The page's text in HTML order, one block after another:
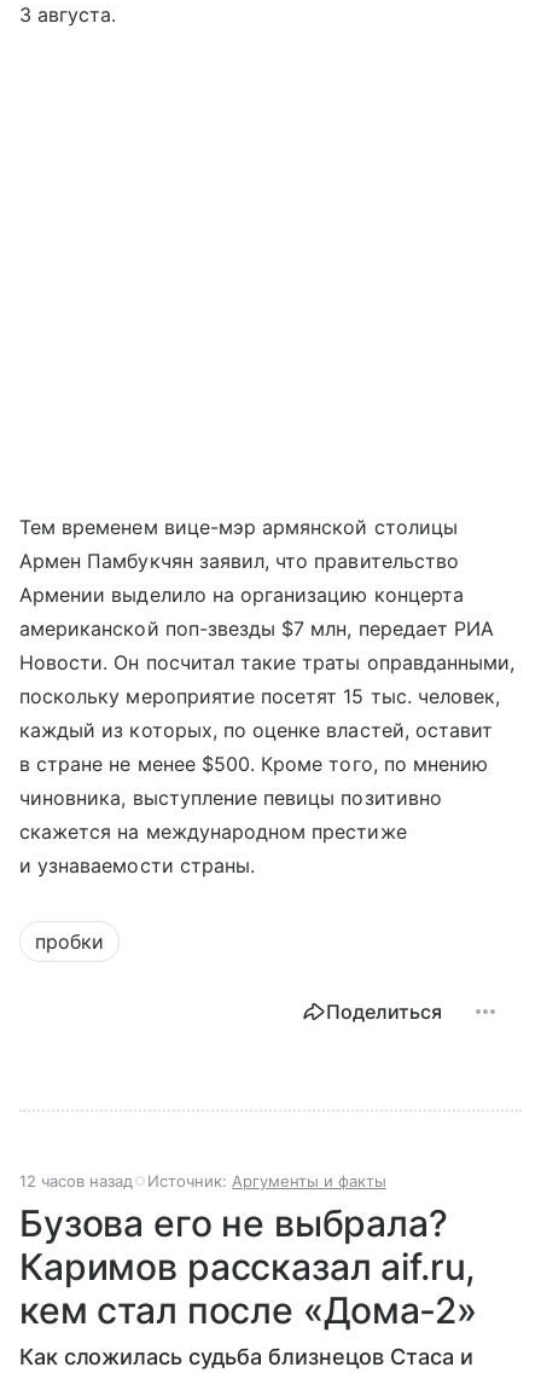
3 августа.
Тем временем вице-мэр армянской столицы
Армен Памбукчян заявил, что правительство
Армении выделило на организацию концерта
американской поп-звезды $7 млн, передает РИА
Новости. Он посчитал такие траты оправданными,
поскольку мероприятие посетят 15 тыс. человек,
каждый из которых, по оценке властей, оставит
в стране не менее $500. Кроме того, по мнению
чиновника, выступление певицы позитивно
скажется на международном престиже
и узнаваемости страны.
пробки
Поделиться
12 часов назад Источник: Аргументы и факты
Бузова его не выбрала?
Каримов рассказал aif.ru,
кем стал после «Дома‐2»
Как сложилась судьба близнецов Стаса и